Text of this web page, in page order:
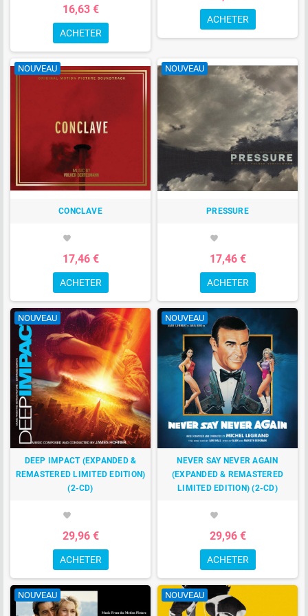
16,63 €
ACHETER
ACHETER
NOUVEAU
CONCLAVE
favorite
17,46 €
ACHETER
NOUVEAU
PRESSURE
favorite
17,46 €
ACHETER
NOUVEAU
DEEP IMPACT (EXPANDED &
REMASTERED LIMITED EDITION)
(2-CD)
favorite
29,96 €
ACHETER
NOUVEAU
NEVER SAY NEVER AGAIN
(EXPANDED & REMASTERED
LIMITED EDITION) (2-CD)
favorite
29,96 €
ACHETER
NOUVEAU NOUVEAU